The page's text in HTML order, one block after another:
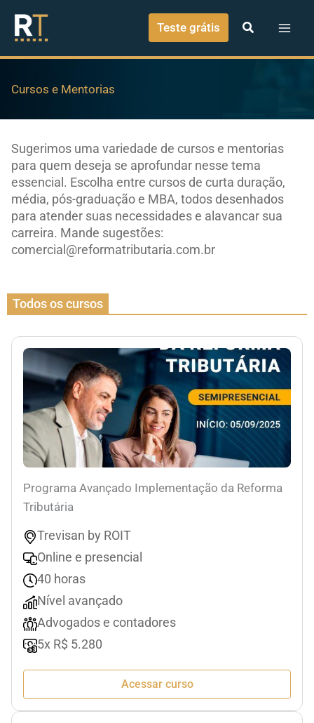
conteúdo
Teste grátis
Cursos e Mentorias
Sugerimos uma variedade de cursos e mentorias
para quem deseja se aprofundar nesse tema
essencial. Escolha entre cursos de curta duração,
média, pós-graduação e MBA, todos desenhados
para atender suas necessidades e alavancar sua
carreira. Mande sugestões:
comercial@reformatributaria.com.br
Todos os cursos
Programa Avançado Implementação da Reforma
Tributária
Trevisan by ROIT
Online e presencial
40 horas
Nível avançado
Advogados e contadores
5x R$ 5.280
Acessar curso